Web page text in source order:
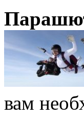
вам